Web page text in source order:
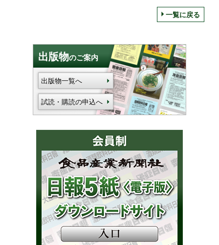
一覧に戻る
出版物のご案内
出版物一覧へ
試読・購読の申込へ